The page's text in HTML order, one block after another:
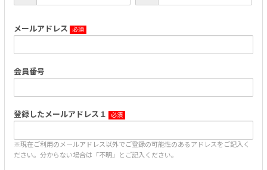
メールアドレス
会員番号
登録したメールアドレス１
※現在ご利用のメールアドレス以外でご登録の可能性のあるアドレスをご記入く
ださい。分からない場合は「不明」とご記入ください。